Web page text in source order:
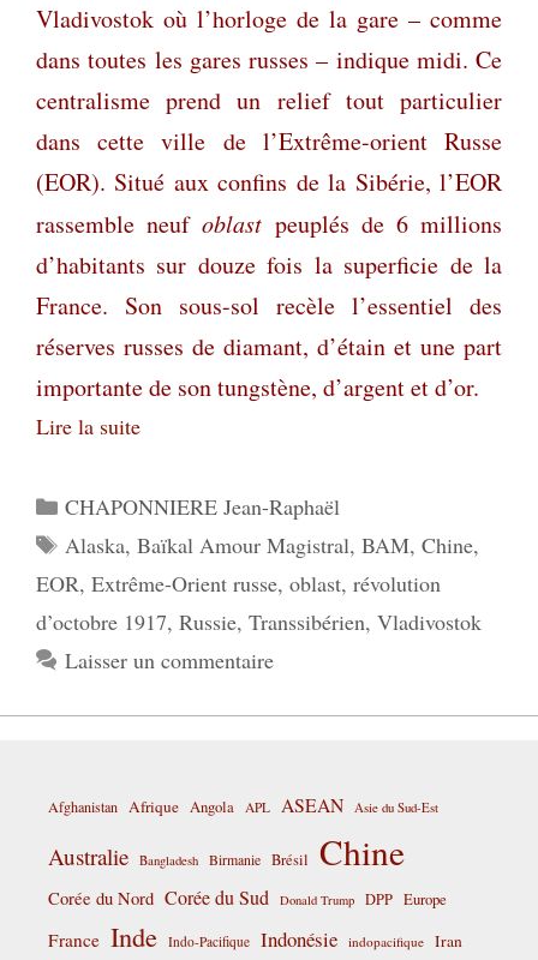
Vladivostok où l’horloge de la gare – comme
dans toutes les gares russes – indique midi. Ce
centralisme prend un relief tout particulier
dans cette ville de l’Extrême-orient Russe
(EOR). Situé aux confins de la Sibérie, l’EOR
rassemble neufoblast peuplés de 6 millions
d’habitants sur douze fois la superficie de la
France. Son sous-sol recèle l’essentiel des
réserves russes de diamant, d’étain et une part
importante de son tungstène, d’argent et d’or.
Lire la suite
Catégories
CHAPONNIERE Jean-Raphaël
Étiquettes
Alaska, Baïkal Amour Magistral, BAM, Chine,
EOR, Extrême-Orient russe, oblast, révolution
d’octobre 1917, Russie, Transsibérien, Vladivostok
Laisser un commentaire
Afghanistan Afrique Angola APL ASEAN Asie du Sud-Est
Australie Bangladesh Birmanie Brésil Chine
Corée du Nord Corée du Sud Donald Trump DPP Europe
France Inde Indo-Pacifique Indonésie indopacifique Iran